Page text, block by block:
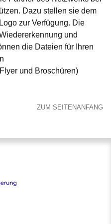
Dazu stellen sie dem
zur Verfügung. Die
und
die Dateien für Ihren
und Broschüren)
ZUM SEITENANFANG